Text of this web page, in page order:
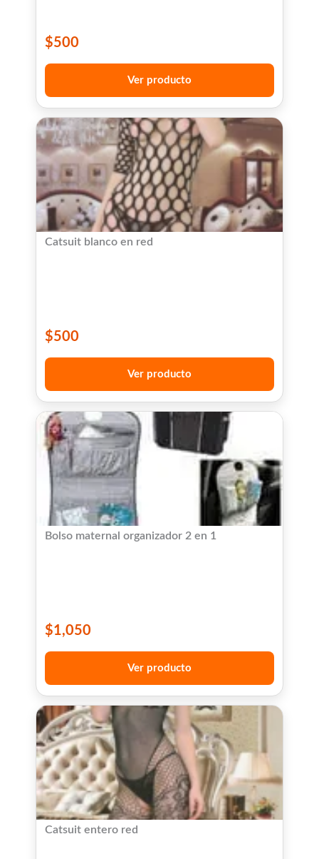
$500
Ver producto
Catsuit blanco en red
$500
Ver producto
Bolso maternal organizador 2 en 1
$1,050
Ver producto
Catsuit entero red